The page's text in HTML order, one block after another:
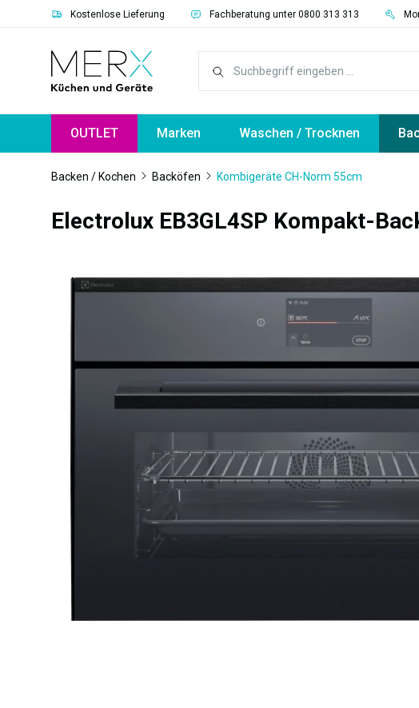
Zur Hauptnavigation springen
Kostenlose Lieferung Fachberatung unter 0800 313 313
OUTLET Marken Waschen / Trocknen
Backen / Kochen Backöfen Kombigeräte CH-Norm 55cm
Electrolux EB3GL4SP Kompakt-
Bildergalerie überspringen